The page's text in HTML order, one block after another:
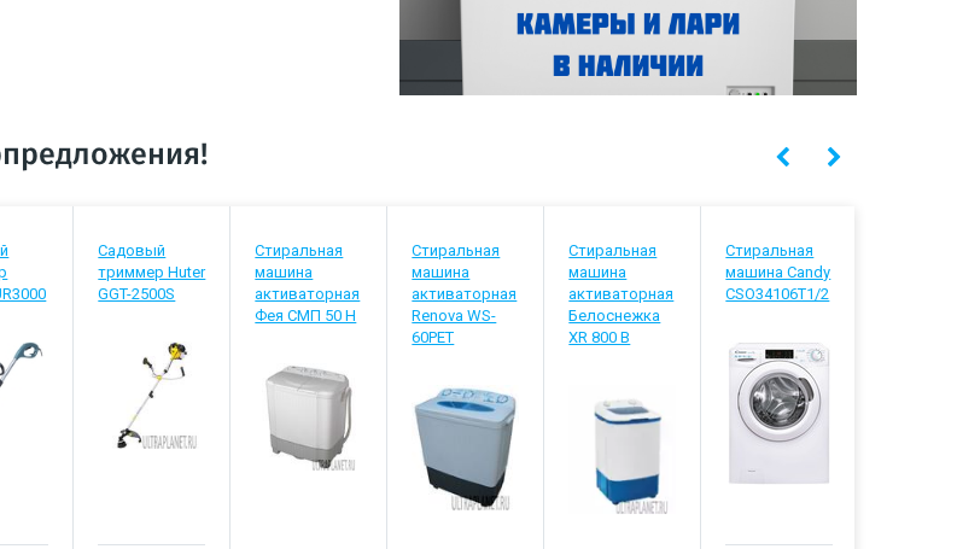
Садовый
триммер Huter
GGT-2500S
Стиральная
машина
активаторная
Фея СМП 50 Н
Стиральная
машина
активаторная
Renova WS-
60PET
Стиральная
машина
активаторная
Белоснежка
XR 800 B
Стиральная
машина Candy
CSO34106T1/2